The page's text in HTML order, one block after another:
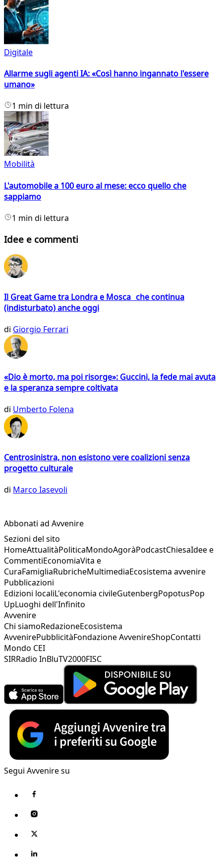
Digitale
Allarme sugli agenti IA: «Così hanno ingannato l'essere
umano»
1 min di lettura
Mobilità
L'automobile a 100 euro al mese: ecco quello che
sappiamo
1 min di lettura
Idee e commenti
Il Great Game tra Londra e Mosca che continua
(indisturbato) anche oggi
di Giorgio Ferrari
«Dio è morto, ma poi risorge»: Guccini, la fede mai avuta
e la speranza sempre coltivata
di Umberto Folena
Centrosinistra, non esistono vere coalizioni senza
progetto culturale
di Marco Iasevoli
Abbonati ad Avvenire
Sezioni del sito
HomeAttualitàPoliticaMondoAgoràPodcastChiesaIdee e
CommentiEconomiaVita e
CuraFamigliaRubricheMultimediaEcosistema avvenire
Pubblicazioni
Edizioni localiL'economia civileGutenbergPopotusPop
UpLuoghi dell'Infinito
Avvenire
Chi siamoRedazioneEcosistema
AvvenirePubblicitàFondazione AvvenireShopContatti
Mondo CEI
SIRRadio InBluTV2000FISC
Segui Avvenire su